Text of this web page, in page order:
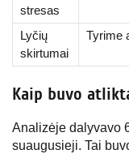
stresas
Lyčių
skirtumai
Tyrime
Kaip buvo
Analizėje dalyvavo
suaugusieji. Tai